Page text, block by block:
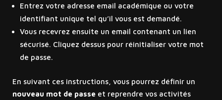
Entrez votre adresse email académique ou votre
identifiant unique tel qu’il vous est demandé.
Vous recevrez ensuite un email contenant un lien
sécurisé. Cliquez dessus pour réinitialiser votre mot
de passe.
En suivant ces instructions, vous pourrez définir un
nouveau mot de passeet reprendre vos activités